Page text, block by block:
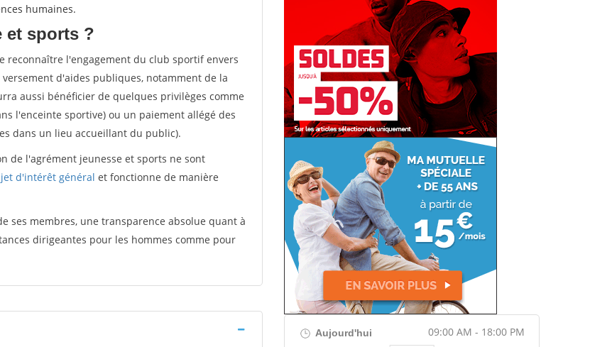
humaines.
et sports ?
reconnaître l'engagement du club sportif envers
d'aides publiques, notamment de la
aussi bénéficier de quelques privilèges comme
l'enceinte sportive) ou un paiement allégé des
dans un lieu accueillant du public).
de l'agrément jeunesse et sports ne sont
d'intérêt général et fonctionne de manière
ses membres, une transparence absolue quant à
dirigeantes pour les hommes comme pour
Aujourd'hui 09:00 AM - 18:00 PM